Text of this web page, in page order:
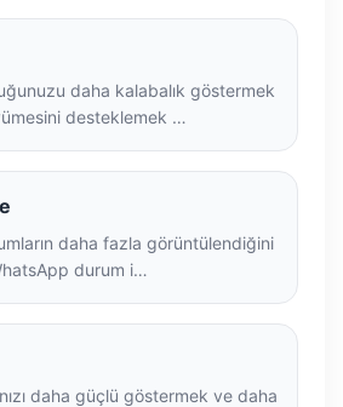
daha kalabalık göstermek
desteklemek …
daha fazla görüntülendiğini
durum i…
daha güçlü göstermek ve daha